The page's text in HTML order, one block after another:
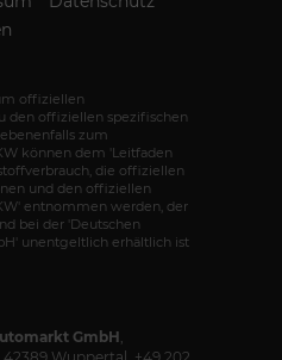
offiziellen
den offiziellen spezifischen
zum
können dem 'Leitfaden
die offiziellen
und den offiziellen
entnommen werden, der
bei der 'Deutschen
unentgeltlich erhältlich ist
GmbH,